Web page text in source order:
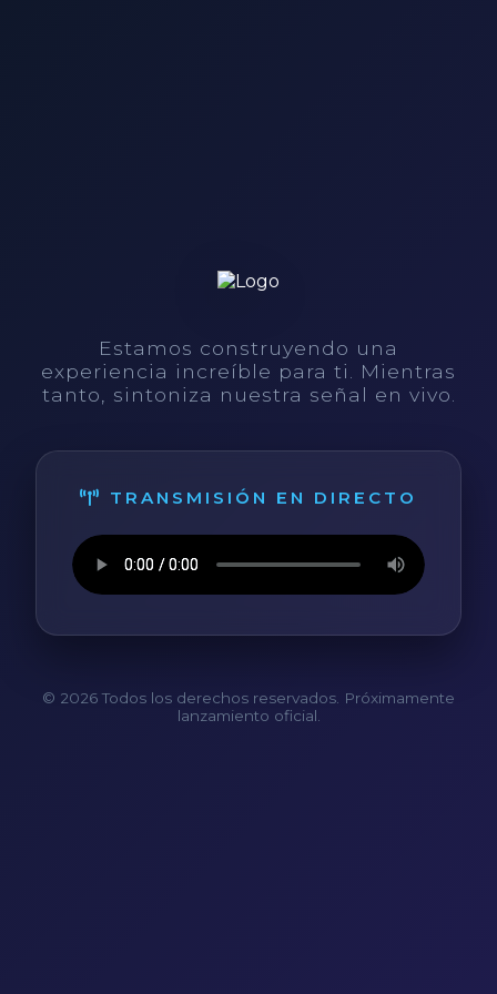
Estamos construyendo una
experiencia increíble para ti. Mientras
tanto, sintoniza nuestra señal en vivo.
TRANSMISIÓN EN DIRECTO
© 2026 Todos los derechos reservados. Próximamente
lanzamiento oficial.